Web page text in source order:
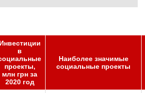
Инвестиции
в
проекты,
млн грн за
2020 год
Наиболее значимые
социальные проекты